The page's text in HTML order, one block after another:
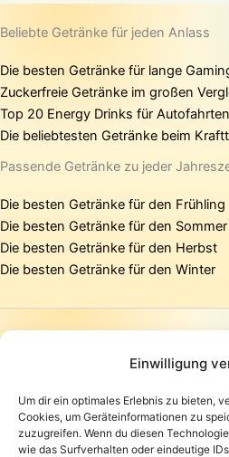
Einwilligung
Um dir ein optimales Erlebnis zu bieten,
Cookies, um Geräteinformationen zu
zuzugreifen. Wenn du diesen
wie das Surfverhalten oder eindeutige
Beliebte Getränke für jeden Anlass
Die besten Getränke für lange
Zuckerfreie Getränke im großen
Top 20 Energy Drinks für Autofahrten
Die beliebtesten Getränke beim
Passende Getränke zu jeder
Die besten Getränke für den Frühling
Die besten Getränke für den Sommer
Die besten Getränke für den Herbst
Die besten Getränke für den Winter
Presse
AGB